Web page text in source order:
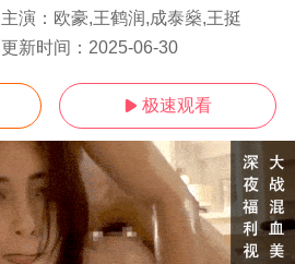
主演： 欧豪,王鹤润,成泰燊,王挺
更新时间： 2025-06-30
 极速观看